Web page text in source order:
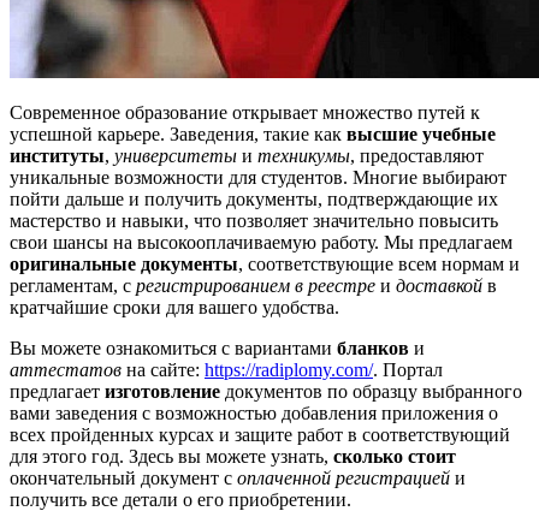
Современное образование открывает множество путей к
успешной карьере. Заведения, такие как высшие учебные
институты, университеты и техникумы, предоставляют
уникальные возможности для студентов. Многие выбирают
пойти дальше и получить документы, подтверждающие их
мастерство и навыки, что позволяет значительно повысить
свои шансы на высокооплачиваемую работу. Мы предлагаем
оригинальные документы, соответствующие всем нормам и
регламентам, с регистрированием в реестре и доставкой в
кратчайшие сроки для вашего удобства.
Вы можете ознакомиться с вариантами бланков и
аттестатов на сайте: https://radiplomy.com/. Портал
предлагает изготовление документов по образцу выбранного
вами заведения с возможностью добавления приложения о
всех пройденных курсах и защите работ в соответствующий
для этого год. Здесь вы можете узнать, сколько стоит
окончательный документ с оплаченной регистрацией и
получить все детали о его приобретении.